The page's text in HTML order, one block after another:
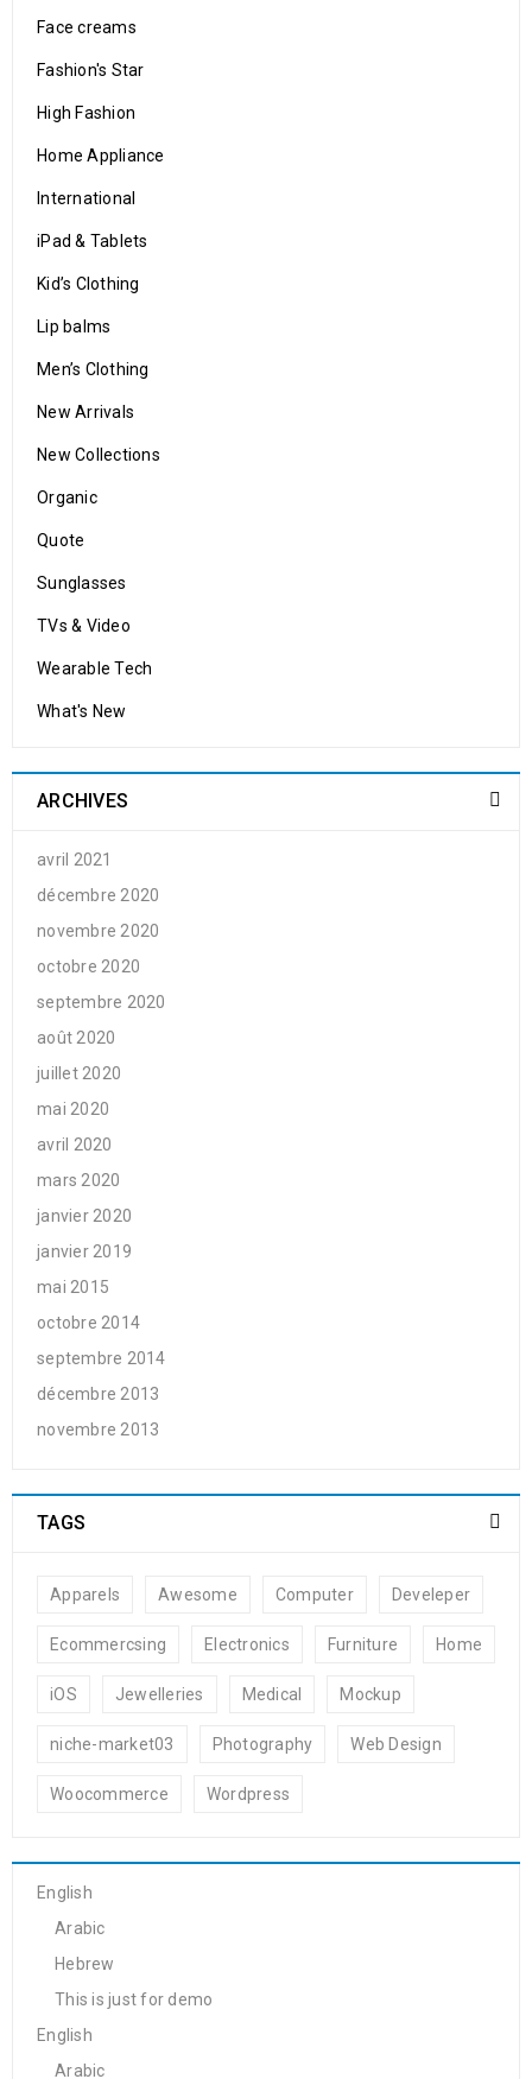
Face creams
Fashion's Star
High Fashion
Home Appliance
International
iPad & Tablets
Kid’s Clothing
Lip balms
Men’s Clothing
New Arrivals
New Collections
Organic
Quote
Sunglasses
TVs & Video
Wearable Tech
What's New
ARCHIVES
avril 2021
décembre 2020
novembre 2020
octobre 2020
septembre 2020
août 2020
juillet 2020
mai 2020
avril 2020
mars 2020
janvier 2020
janvier 2019
mai 2015
octobre 2014
septembre 2014
décembre 2013
novembre 2013
TAGS
Apparels Awesome Computer Develeper
Ecommercsing Electronics Furniture Home
iOS Jewelleries Medical Mockup
niche-market03 Photography Web Design
Woocommerce Wordpress
English
Arabic
Hebrew
This is just for demo
English
Arabic